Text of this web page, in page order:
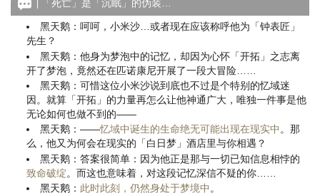
「死亡」是「沉眠」的伪装…
黑天鹅：呵呵，小米沙…或者现在应该称呼他为「钟表匠」
先生？
黑天鹅：他身为梦泡中的记忆，却因为心怀「开拓」之志离
开了梦泡，竟然还在匹诺康尼开展了一段大冒险……
黑天鹅：可惜这位小米沙说到底也不过是个特别的忆域迷
因。就算「开拓」的力量再怎么让他神通广大，唯独一件事是他
无论如何也做不到的——
黑天鹅：——忆域中诞生的生命绝无可能出现在现实中。那
么，他又为何会在现实的「白日梦」酒店里与你相遇？
黑天鹅：答案很简单：因为他正是那与一切已知信息相悖的
致命破绽。而这也意味着，对这段记忆深信不疑的你……
黑天鹅： 此时此刻，仍然身处于梦境中 。